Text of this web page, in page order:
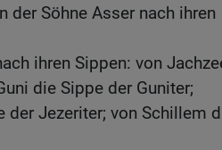
der Söhne Asser nach ihren
ihren Sippen: von
die Sippe der Guniter;
der Jezeriter; von Schillem